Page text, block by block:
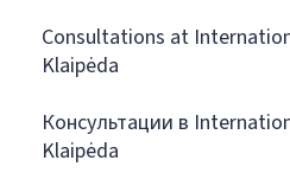
Consultations at
Klaipėda
Консультации в
Klaipėda